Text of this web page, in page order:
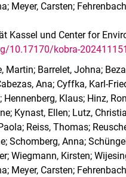
Meyer, Carsten;
Kassel und Center for
10.17170/kobra-
Martin; Barrelet, Johna;
Ana; Cyffka, Karl-
Hennenberg, Klaus; Hinz,
Kynast, Ellen; Lutz,
Reiss, Thomas;
Schomberg, Anna;
Wiegmann, Kirsten;
Meyer, Carsten;